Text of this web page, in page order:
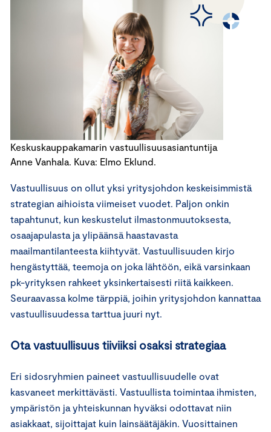
Keskuskauppakamarin vastuullisuusasiantuntija
Anne Vanhala. Kuva: Elmo Eklund.
Vastuullisuus on ollut yksi yritysjohdon keskeisimmistä
strategian aihioista viimeiset vuodet. Paljon onkin
tapahtunut, kun keskustelut ilmastonmuutoksesta,
osaajapulasta ja ylipäänsä haastavasta
maailmantilanteesta kiihtyvät. Vastuullisuuden kirjo
hengästyttää, teemoja on joka lähtöön, eikä varsinkaan
pk-yrityksen rahkeet yksinkertaisesti riitä kaikkeen.
Seuraavassa kolme tärppiä, joihin yritysjohdon kannattaa
vastuullisuudessa tarttua juuri nyt.
Ota vastuullisuus tiiviiksi osaksi strategiaa
Eri sidosryhmien paineet vastuullisuudelle ovat
kasvaneet merkittävästi. Vastuullista toimintaa ihmisten,
ympäristön ja yhteiskunnan hyväksi odottavat niin
asiakkaat, sijoittajat kuin lainsäätäjäkin. Vuosittainen